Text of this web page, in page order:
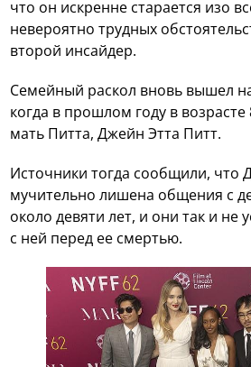
что он искренне старается изо
невероятно трудных
второй инсайдер.
Семейный раскол вновь вышел
когда в прошлом году в возрасте
мать Питта, Джейн Этта Питт.
Источники тогда сообщили, что
мучительно лишена общения с
около девяти лет, и они так и не
с ней перед ее смертью.